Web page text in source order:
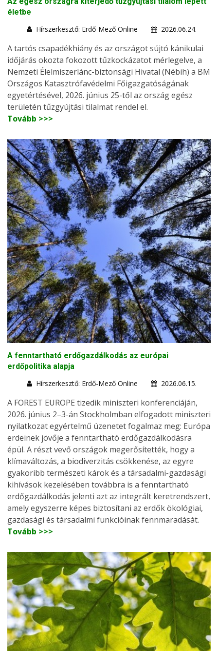
életbe
Hírszerkesztő: Erdő-Mező Online
2026.06.24.
A tartós csapadékhiány és az országot sújtó kánikulai
időjárás okozta fokozott tűzkockázatot mérlegelve, a
Nemzeti Élelmiszerlánc-biztonsági Hivatal (Nébih) a BM
Országos Katasztrófavédelmi Főigazgatóságának
egyetértésével, 2026. június 25-től az ország egész
területén tűzgyújtási tilalmat rendel el.
Tovább >>>
A fenntartható erdőgazdálkodás az európai
erdőpolitika alapja
Hírszerkesztő: Erdő-Mező Online
2026.06.15.
A FOREST EUROPE tizedik miniszteri konferenciáján,
2026. június 2–3-án Stockholmban elfogadott miniszteri
nyilatkozat egyértelmű üzenetet fogalmaz meg: Európa
erdeinek jövője a fenntartható erdőgazdálkodásra
épül. A részt vevő országok megerősítették, hogy a
klímaváltozás, a biodiverzitás csökkenése, az egyre
gyakoribb természeti károk és a társadalmi-gazdasági
kihívások kezelésében továbbra is a fenntartható
erdőgazdálkodás jelenti azt az integrált keretrendszert,
amely egyszerre képes biztosítani az erdők ökológiai,
gazdasági és társadalmi funkcióinak fennmaradását.
Tovább >>>